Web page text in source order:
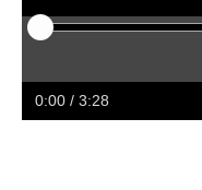
w
tył przód
0:00 / 3:28